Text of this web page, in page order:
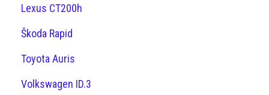
Lexus CT200h
Škoda Rapid
Toyota Auris
Volkswagen ID.3